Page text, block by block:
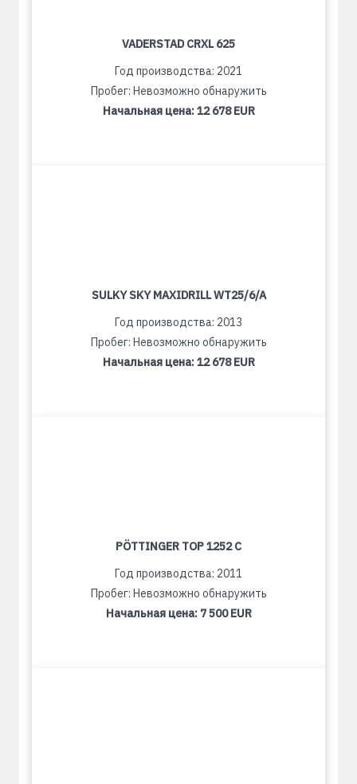
VADERSTAD CRXL 625
Год производства: 2021
Пробег: Невозможно обнаружить
Начальная цена:12 678 EUR
SULKY SKY MAXIDRILL WT25/6/A
Год производства: 2013
Пробег: Невозможно обнаружить
Начальная цена:12 678 EUR
PÖTTINGER TOP 1252 C
Год производства: 2011
Пробег: Невозможно обнаружить
Начальная цена: 7 500 EUR